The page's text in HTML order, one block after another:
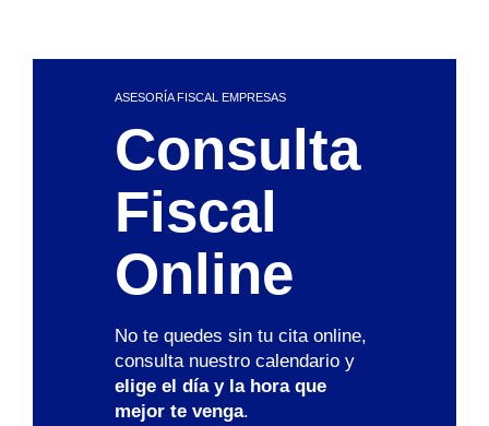
ASESORÍA FISCAL EMPRESAS
Consulta
Fiscal
Online
No te quedes sin tu cita online,
consulta nuestro calendario y
elige el día y la hora que
mejor te venga.